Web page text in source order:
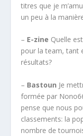
titres que je
un peu à la
– E-zine Quelle
pour la team, tant
résultats?
– Bastoun Je
formée par
pense que nous
classements: la
nombre de